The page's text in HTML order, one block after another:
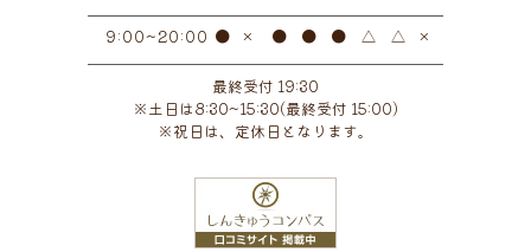
2022年1月
(1)
2021年11月(1)
2021年10月(2)
2021年7月
2021年4月(1)
9:00~20:00 ● × ● ● ● △ △ ×
最終受付 19:30
※土日は8:30~15:30(最終受付 15:00)
※祝日は、定休日となります。